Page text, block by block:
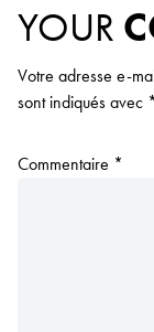
YOUR
Votre adresse e-
sont indiqués avec *
Commentaire *